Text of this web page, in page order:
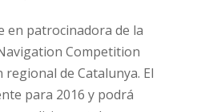
en patrocinadora de la
Competition
regional de Catalunya. El
para 2016 y podrá